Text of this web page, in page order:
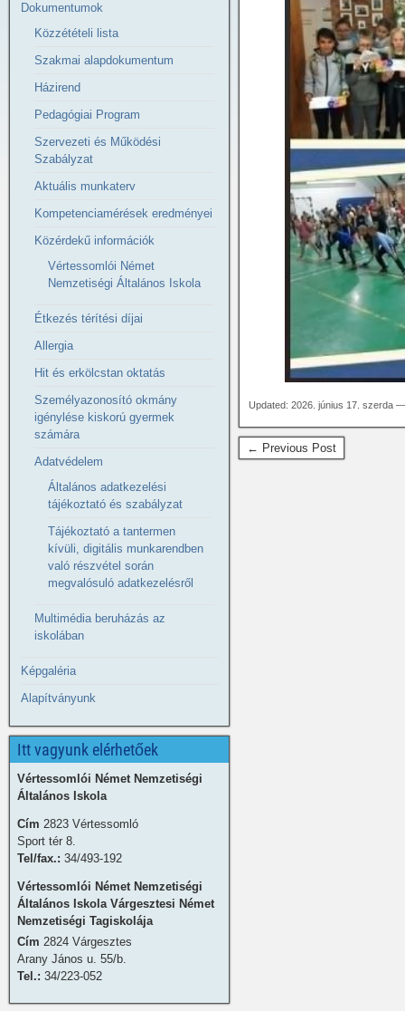
Updated: 2026. június 17. szerda
← Previous Post
Dokumentumok
Közzétételi lista
Szakmai alapdokumentum
Házirend
Pedagógiai Program
Szervezeti és Működési
Szabályzat
Aktuális munkaterv
Kompetenciamérések eredményei
Közérdekű információk
Vértessomlói Német
Nemzetiségi Általános Iskola
Étkezés térítési díjai
Allergia
Hit és erkölcstan oktatás
Személyazonosító okmány
igénylése kiskorú gyermek
számára
Adatvédelem
Általános adatkezelési
tájékoztató és szabályzat
Tájékoztató a tantermen
kívüli, digitális munkarendben
való részvétel során
megvalósuló adatkezelésről
Multimédia beruházás az
iskolában
Képgaléria
Alapítványunk
Itt vagyunk elérhetőek
Vértessomlói Német Nemzetiségi
Általános Iskola
Cím 2823 Vértessomló
Sport tér 8.
Tel/fax.: 34/493-192
Vértessomlói Német Nemzetiségi
Általános Iskola Várgesztesi Német
Nemzetiségi Tagiskolája
Cím 2824 Várgesztes
Arany János u. 55/b.
Tel.: 34/223-052